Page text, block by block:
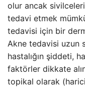
olur ancak
tedavi etmek
tedavisi için bir
Akne tedavisi uzun
hastalığın şiddeti,
faktörler dikkate
topikal olarak